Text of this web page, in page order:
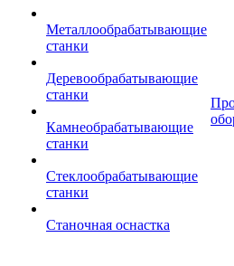
Металлообрабатывающие
станки
Деревообрабатывающие
станки
Камнеобрабатывающие
станки
Стеклообрабатывающие
станки
Станочная оснастка